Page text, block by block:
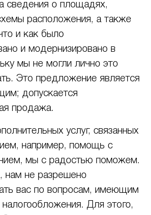
сведения о площадях,
расположения, а также
и как было
и модернизировано в
мы не могли лично это
Это предложение является
допускается
продажа.
услуг, связанных
например, помощь с
мы с радостью поможем.
нам не разрешено
вас по вопросам, имеющим
Для этого,